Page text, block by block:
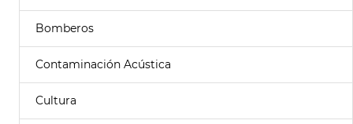
Bomberos
Contaminación Acústica
Cultura